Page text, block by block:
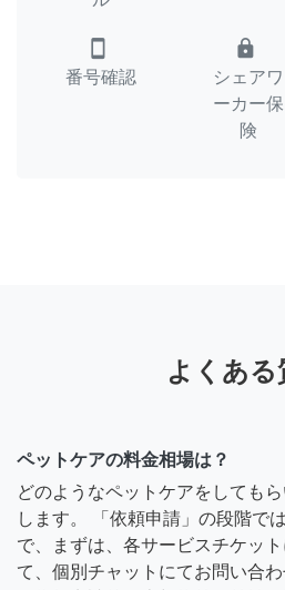
smartphone
番号確認
lock
シェアワ
ーカー保
険
よくある
ペットケアの料金相場は？
どのようなペットケアをしても
します。 「依頼申請」の段階で
で、まずは、各サービスチケッ
て、個別チャットにてお問い合わ